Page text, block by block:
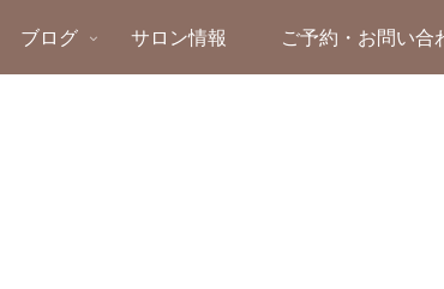
ブログ サロン情報 ご予約・お問い合